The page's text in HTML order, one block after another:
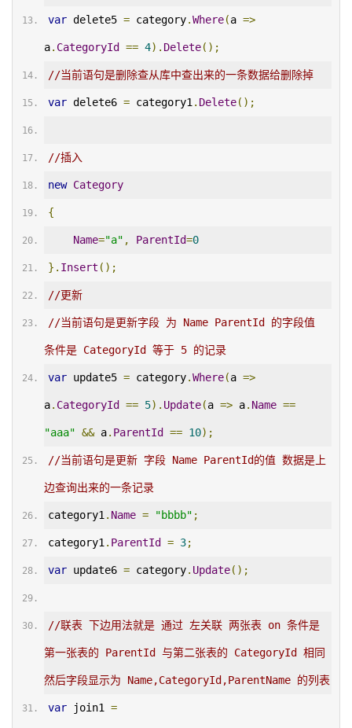
var delete5 = category.Where(a =>
a. CategoryId == 4). Delete();
//当前语句是删除查从库中查出来的一条数据给删除掉
var delete6 = category1 . Delete();
//插入
new Category
{
Name="a" , ParentId=0
}. Insert ();
//更新
//当前语句是更新字段 为 Name ParentId 的字段值
条件是 CategoryId 等于 5 的记录
var update5 = category.Where(a =>
a. CategoryId == 5). Update(a => a. Name ==
"aaa" && a. ParentId == 10);
//当前语句是更新 字段 Name ParentId的值 数据是上
边查询出来的一条记录
category1 . Name = "bbbb" ;
category1 . ParentId = 3;
var update6 = category. Update();
//联表 下边用法就是 通过 左关联 两张表 on 条件是
第一张表的 ParentId 与第二张表的 CategoryId 相同
然后字段显示为 Name,CategoryId,ParentName 的列表
var join1 =